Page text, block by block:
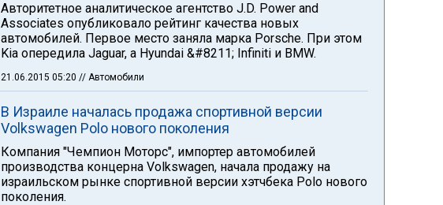
Авторитетное аналитическое агентство J.D. Power and
Associates опубликовало рейтинг качества новых
автомобилей. Первое место заняла марка Porsche. При этом
Kia опередила Jaguar, а Hyundai &#8211; Infiniti и BMW.
21.06.2015 05:20 // Автомобили
В Израиле началась продажа спортивной версии
Volkswagen Polo нового поколения
Компания "Чемпион Моторс", импортер автомобилей
производства концерна Volkswagen, начала продажу на
израильском рынке спортивной версии хэтчбека Polo нового
поколения.